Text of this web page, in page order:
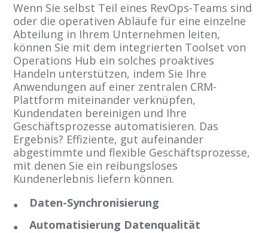
Wenn Sie selbst Teil eines RevOps-Teams sind
oder die operativen Abläufe für eine einzelne
Abteilung in Ihrem Unternehmen leiten,
können Sie mit dem integrierten Toolset von
Operations Hub ein solches proaktives
Handeln unterstützen, indem Sie Ihre
Anwendungen auf einer zentralen CRM-
Plattform miteinander verknüpfen,
Kundendaten bereinigen und Ihre
Geschäftsprozesse automatisieren. Das
Ergebnis? Effiziente, gut aufeinander
abgestimmte und flexible Geschäftsprozesse,
mit denen Sie ein reibungsloses
Kundenerlebnis liefern können.
Daten-Synchronisierung
Automatisierung Datenqualität